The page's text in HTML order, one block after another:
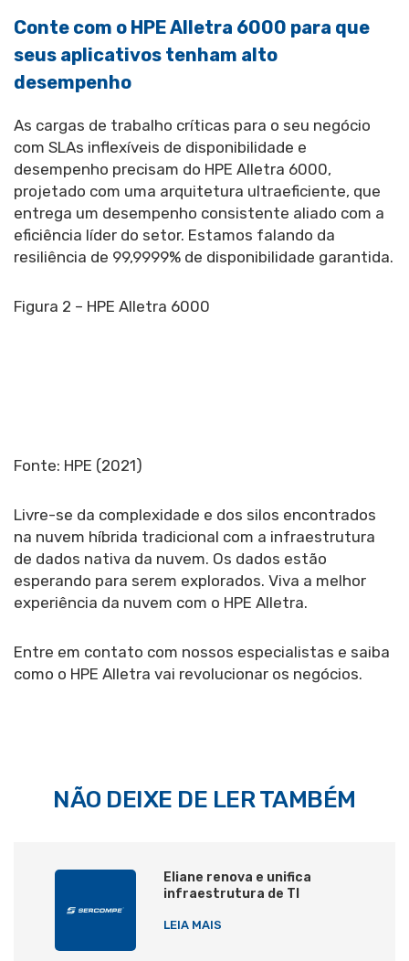
Conte com o HPE Alletra 6000 para que
seus aplicativos tenham alto
desempenho
As cargas de trabalho críticas para o seu negócio
com SLAs inflexíveis de disponibilidade e
desempenho precisam do HPE Alletra 6000,
projetado com uma arquitetura ultraeficiente, que
entrega um desempenho consistente aliado com a
eficiência líder do setor. Estamos falando da
resiliência de 99,9999% de disponibilidade garantida.
Figura 2 – HPE Alletra 6000
Fonte: HPE (2021)
Livre-se da complexidade e dos silos encontrados
na nuvem híbrida tradicional com a infraestrutura
de dados nativa da nuvem. Os dados estão
esperando para serem explorados. Viva a melhor
experiência da nuvem com o HPE Alletra.
Entre em contato com nossos especialistas e saiba
como o HPE Alletra vai revolucionar os negócios.
NÃO DEIXE DE LER TAMBÉM
Eliane renova e unifica
infraestrutura de TI
LEIA MAIS